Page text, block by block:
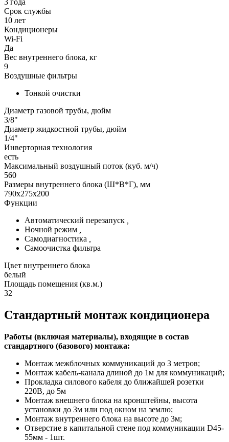
Срок службы
10 лет
Кондиционеры
Wi-Fi
Да
Вес внутреннего блока, кг
9
Воздушные фильтры
Тонкой очистки
Диаметр газовой трубы, дюйм
3/8"
Диаметр жидкостной трубы, дюйм
1/4"
Инверторная технология
есть
Максимальный воздушный поток (куб. м/ч)
560
Размеры внутреннего блока (Ш*В*Г), мм
790x275x200
Функции
Автоматический перезапуск
Ночной режим
Самодиагностика
Самоочистка фильтра
Цвет внутреннего блока
белый
Площадь помещения (кв.м.)
32
Стандартный монтаж кондиционера
Работы (включая материалы), входящие в состав
стандартного (базового) монтажа:
Монтаж межблочных коммуникаций до 3 метров;
Монтаж кабель-канала длиной до 1м для коммуникаций;
Прокладка силового кабеля до ближайшей розетки
220В, до 5м
Монтаж внешнего блока на кронштейны, высота
установки до 3м или под окном на землю;
Монтаж внутреннего блока на высоте до 3м;
Отверстие в капитальной стене под коммуникации D45-
55мм - 1шт.